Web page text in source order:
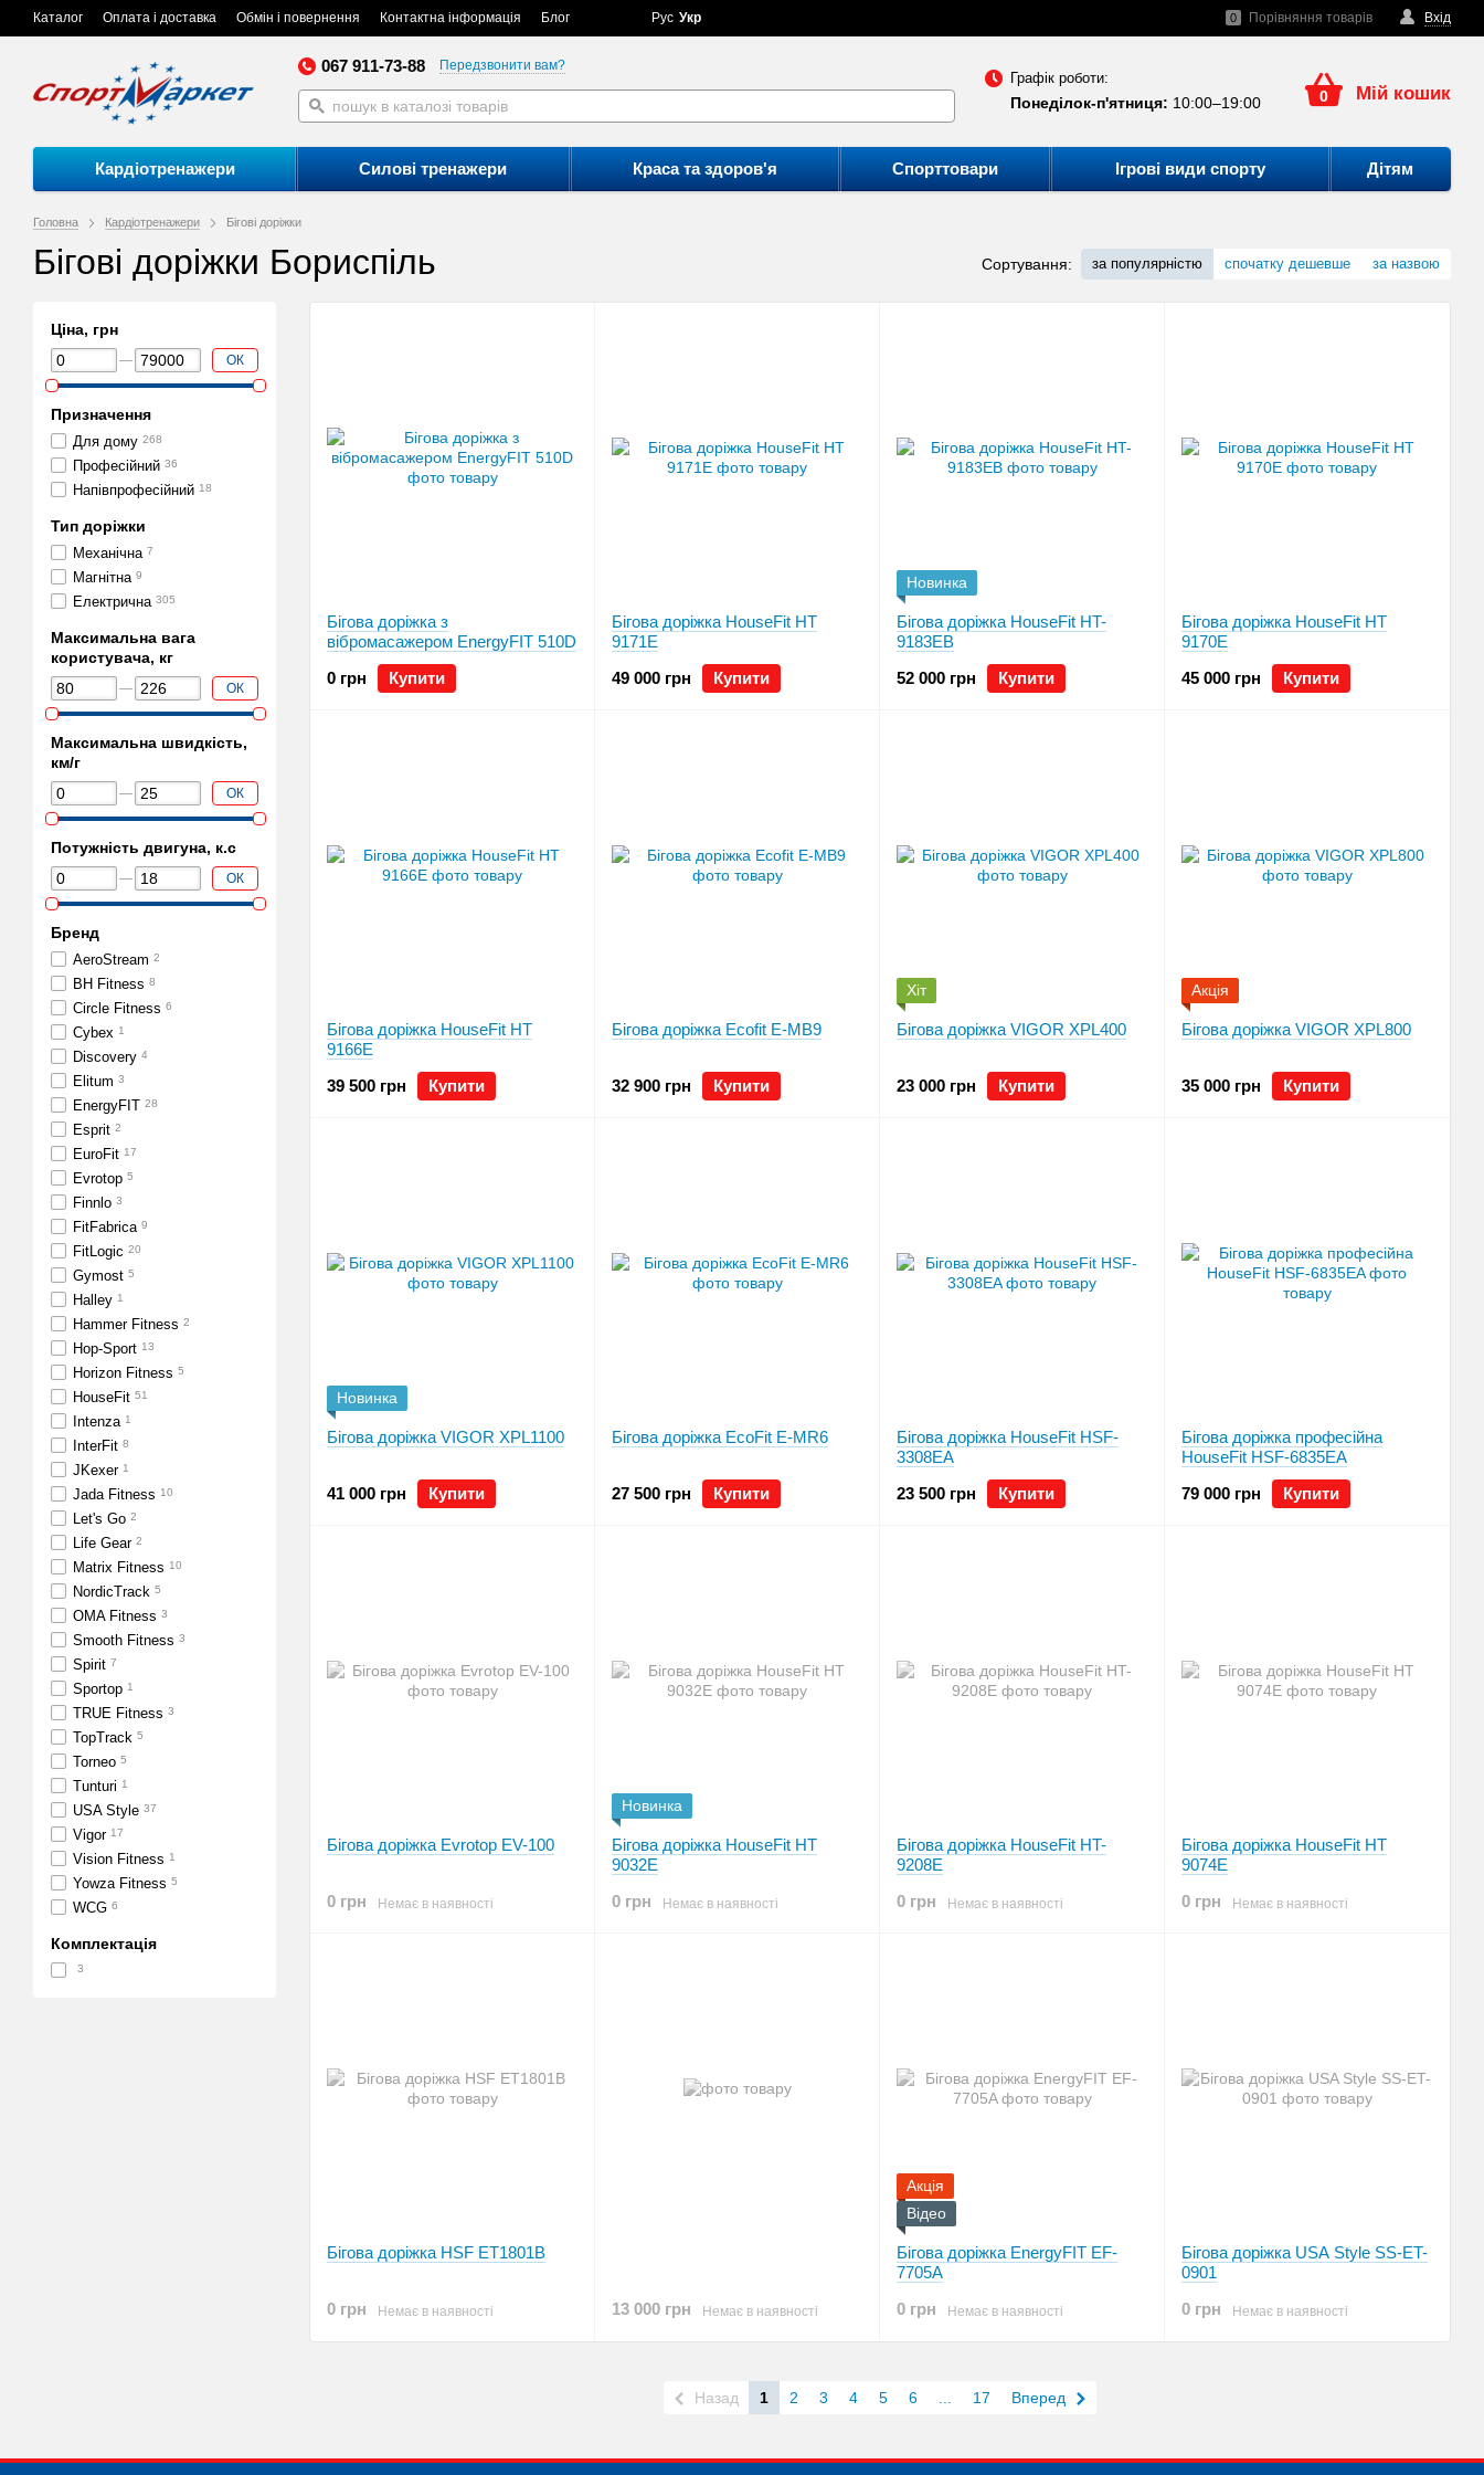
Каталог Оплата і доставка Обмін і повернення Контактна інформація Блог Вхід
0 Порівняння товарів
Рус Укр
067 911-73-88 Передзвонити вам?
Графік роботи:
Понеділок-п'ятниця: 10:00–19:00 0 Мій кошик
Кардіотренажери Силові тренажери Краса та здоров'я Спорттовари Ігрові види спорту Дітям
Головна Кардіотренажери Бігові доріжки
Бігові доріжки Бориспіль Сортування: за популярністю спочатку дешевше за назвою
Бігова доріжка з
вібромасажером EnergyFIT 510D
0 грн
Купити
Бігова доріжка HouseFit HТ
9171E
49 000 грн
Купити
Новинка
Бігова доріжка HouseFit HT-
9183EB
52 000 грн
Купити
Бігова доріжка HouseFit HТ
9170E
45 000 грн
Купити
Бігова доріжка HouseFit HT
9166E
39 500 грн
Купити
Бігова доріжка Ecofit E-MB9
32 900 грн Купити
Хіт
Бігова доріжка VIGOR XPL400
23 000 грн Купити
Акція
Бігова доріжка VIGOR XPL800
35 000 грн Купити
Новинка
Бігова доріжка VIGOR XPL1100
41 000 грн Купити
Бігова доріжка EcoFit E-MR6
27 500 грн Купити
Бігова доріжка HouseFit HSF-
3308EA
23 500 грн
Купити
Бігова доріжка професійна
HouseFit HSF-6835EA
79 000 грн
Купити
Бігова доріжка Evrotop EV-100
0 грн Немає в наявності
Новинка
Бігова доріжка HouseFit HТ
9032E
0 грн
Немає в наявності
Бігова доріжка HouseFit HT-
9208E
0 грн
Немає в наявності
Бігова доріжка HouseFit HТ
9074E
0 грн
Немає в наявності
Бігова доріжка HSF ET1801B
0 грн Немає в наявності 13 000 грн Немає в наявності
Акція
Відео
Бігова доріжка EnergyFIT EF-
7705A
0 грн
Немає в наявності
Бігова доріжка USA Style SS-ET-
0901
0 грн
Немає в наявності
Назад 1 2 3 4 5 6 17 Вперед
Ціна, грн
ОК
Призначення
Для дому 268
Професійний 36
Напівпрофесійний 18
Тип доріжки
Механічна 7
Магнітна 9
Електрична 305
Максимальна вага
користувача, кг
ОК
Максимальна швидкість,
км/г
ОК
Потужність двигуна, к.с
ОК
Бренд
AeroStream 2
BH Fitness 8
Circle Fitness 6
Cybex 1
Discovery 4
Elitum 3
EnergyFIT 28
Esprit 2
EuroFit 17
Evrotop 5
Finnlo 3
FitFabrica 9
FitLogic 20
Gymost 5
Halley 1
Hammer Fitness 2
Hop-Sport 13
Horizon Fitness 5
HouseFit 51
Intenza 1
InterFit 8
JKexer 1
Jada Fitness 10
Let's Go 2
Life Gear 2
Matrix Fitness 10
NordicTrack 5
OMA Fitness 3
Smooth Fitness 3
Spirit 7
Sportop 1
TRUE Fitness 3
TopTrack 5
Torneo 5
Tunturi 1
USA Style 37
Vigor 17
Vision Fitness 1
Yowza Fitness 5
WCG 6
Комплектація
3